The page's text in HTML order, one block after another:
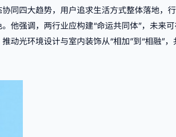
同四大趋势，用户追求生活方式整体落地，
他强调，两行业应构建“命运共同体”，未来
动光环境设计与室内装饰从“相加”到“相融”